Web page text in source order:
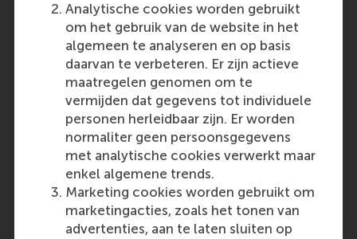
Analytische cookies worden gebruikt
om het gebruik van de website in het
algemeen te analyseren en op basis
daarvan te verbeteren. Er zijn actieve
maatregelen genomen om te
vermijden dat gegevens tot individuele
personen herleidbaar zijn. Er worden
normaliter geen persoonsgegevens
met analytische cookies verwerkt maar
enkel algemene trends.
Marketing cookies worden gebruikt om
marketingacties, zoals het tonen van
advertenties, aan te laten sluiten op
Outlet:
Tijdschrift voor inkoop & logistiek Media Type:
Unknown
Monday, 31 March 2008
Versvervoer
Media Type:
Unknown
Monday, 31 March 2008